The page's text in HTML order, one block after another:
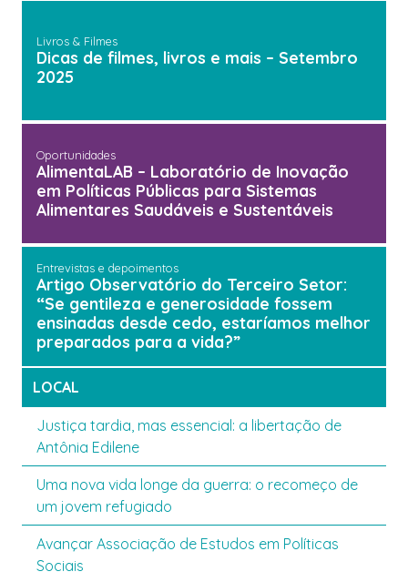
Livros & Filmes
Dicas de filmes, livros e mais – Setembro
2025
Oportunidades
AlimentaLAB – Laboratório de Inovação
em Políticas Públicas para Sistemas
Alimentares Saudáveis e Sustentáveis
Entrevistas e depoimentos
Artigo Observatório do Terceiro Setor:
“Se gentileza e generosidade fossem
ensinadas desde cedo, estaríamos melhor
preparados para a vida?”
LOCAL
Justiça tardia, mas essencial: a libertação de
Antônia Edilene
Uma nova vida longe da guerra: o recomeço de
um jovem refugiado
Avançar Associação de Estudos em Políticas
Sociais